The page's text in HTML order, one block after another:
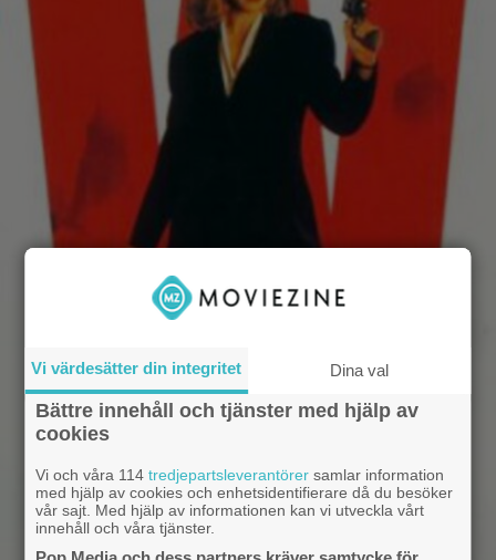
Vi värdesätter din integritet Dina val
Bättre innehåll och tjänster med hjälp av
cookies
Vi och våra 114tredjepartsleverantörer samlar information
med hjälp av cookies och enhetsidentifierare då du besöker
vår sajt. Med hjälp av informationen kan vi utveckla vårt
innehåll och våra tjänster.